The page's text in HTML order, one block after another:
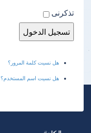
تذكرنى
هل نسيت كلمة المرور؟
هل نسيت اسم المستخدم؟